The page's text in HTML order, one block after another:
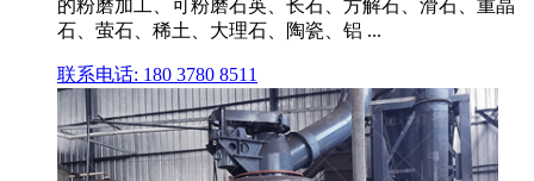
的粉磨加工、可粉磨石英、长石、方解石、滑石、重晶
石、萤石、稀土、大理石、陶瓷、铝 ...
联系电话: 180 3780 8511